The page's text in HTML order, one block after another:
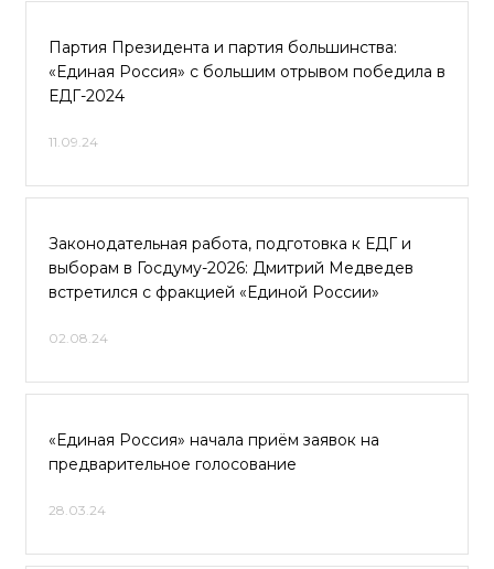
Партия Президента и партия большинства:
«Единая Россия» с большим отрывом победила в
ЕДГ-2024
11.09.24
Законодательная работа, подготовка к ЕДГ и
выборам в Госдуму-2026: Дмитрий Медведев
встретился с фракцией «Единой России»
02.08.24
«Единая Россия» начала приём заявок на
предварительное голосование
28.03.24